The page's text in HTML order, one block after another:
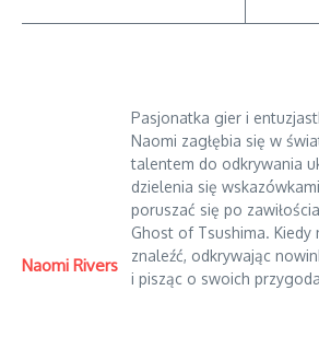
Naomi Rivers
Pasjonatka gier i
Naomi zagłębia się w
talentem do odkrywania
dzielenia się
poruszać się po
Ghost of Tsushima. Kiedy
znaleźć, odkrywając
i pisząc o swoich